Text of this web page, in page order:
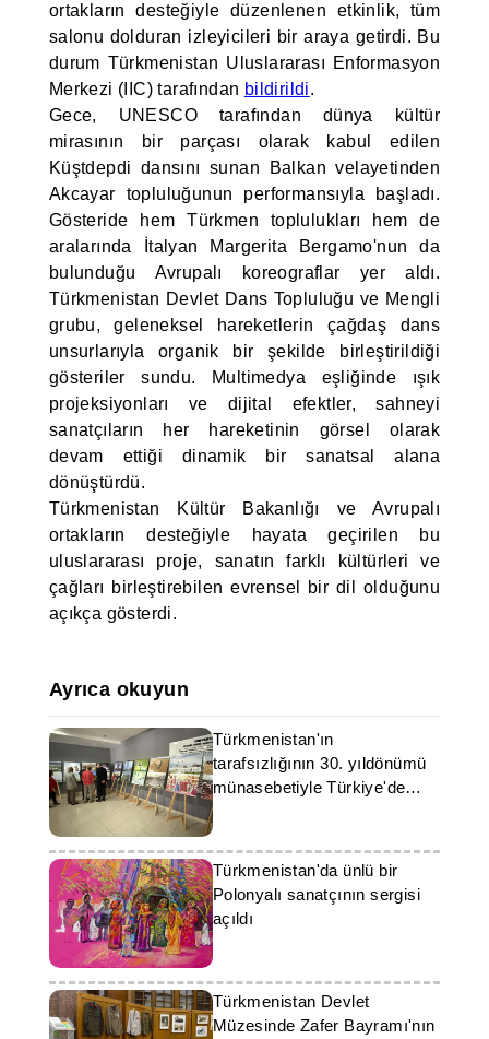
ortakların desteğiyle düzenlenen etkinlik, tüm
salonu dolduran izleyicileri bir araya getirdi. Bu
durum Türkmenistan Uluslararası Enformasyon
Merkezi (IIC) tarafından bildirildi.
Gece, UNESCO tarafından dünya kültür
mirasının bir parçası olarak kabul edilen
Küştdepdi dansını sunan Balkan velayetinden
Akcayar topluluğunun performansıyla başladı.
Gösteride hem Türkmen toplulukları hem de
aralarında İtalyan Margerita Bergamo'nun da
bulunduğu Avrupalı koreograflar yer aldı.
Türkmenistan Devlet Dans Topluluğu ve Mengli
grubu, geleneksel hareketlerin çağdaş dans
unsurlarıyla organik bir şekilde birleştirildiği
gösteriler sundu. Multimedya eşliğinde ışık
projeksiyonları ve dijital efektler, sahneyi
sanatçıların her hareketinin görsel olarak
devam ettiği dinamik bir sanatsal alana
dönüştürdü.
Türkmenistan Kültür Bakanlığı ve Avrupalı
ortakların desteğiyle hayata geçirilen bu
uluslararası proje, sanatın farklı kültürleri ve
çağları birleştirebilen evrensel bir dil olduğunu
açıkça gösterdi.
Ayrıca okuyun
Türkmenistan'ın
tarafsızlığının 30. yıldönümü
münasebetiyle Türkiye'de
fotoğraf sergisi açıldı
Türkmenistan'da ünlü bir
Polonyalı sanatçının sergisi
açıldı
Türkmenistan Devlet
Müzesinde Zafer Bayramı'nın